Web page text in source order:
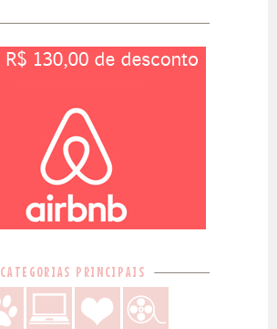
CATEGORIAS PRINCIPAIS